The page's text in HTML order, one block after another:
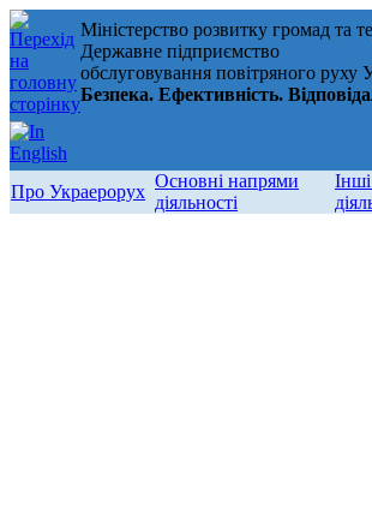
Міністерство розвитку громад та
Державне підприємство
обслуговування повітряного руху
Безпека. Ефективність.
Про Украерорух
Основні напрями
діяльності